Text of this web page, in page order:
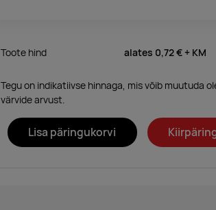
Toote hind alates 0,72 € + KM
Tegu on indikatiivse hinnaga, mis võib muutuda
värvide arvust.
Lisa päringukorvi